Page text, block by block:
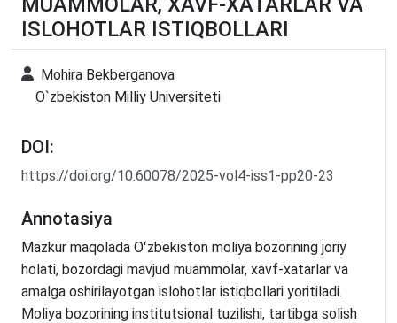
ISLOHOTLAR ISTIQBOLLARI
Mohira Bekberganova
O`zbekiston Milliy Universiteti
DOI:
https://doi.org/10.60078/2025-vol4-iss1-pp20-23
Annotasiya
Mazkur maqolada Oʻzbekiston moliya bozorining joriy
holati, bozordagi mavjud muammolar, xavf-xatarlar va
amalga oshirilayotgan islohotlar istiqbollari yoritiladi.
Moliya bozorining institutsional tuzilishi, tartibga solish